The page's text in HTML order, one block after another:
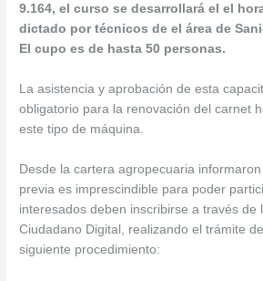
9.164, el curso se desarrollará el el
dictado por técnicos de el área de
El cupo es de hasta 50 personas.
La asistencia y aprobación de esta
obligatorio para la renovación del carnet
este tipo de máquina.
Desde la cartera agropecuaria
previa es imprescindible para poder
interesados deben inscribirse a través de
Ciudadano Digital, realizando el trámite
siguiente procedimiento: